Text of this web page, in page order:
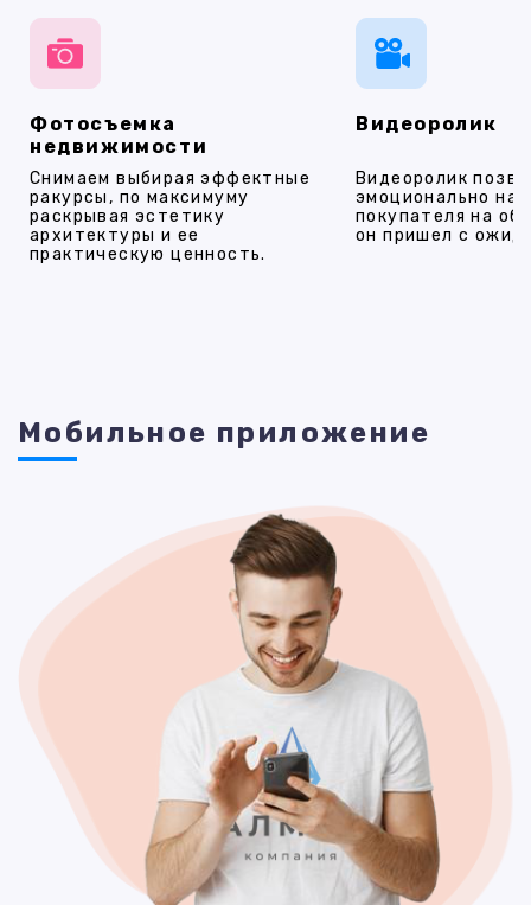
Фотосъемка
недвижимости
Снимаем выбирая эффектные
ракурсы, по максимуму
раскрывая эстетику
архитектуры и ее
практическую ценность.
Видеоролик
Видеоролик
эмоционально
покупателя на
он пришел с
Мобильное приложение